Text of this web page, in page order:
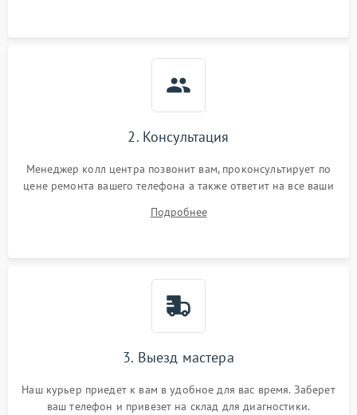
2. Консультация
Менеджер колл центра позвонит вам, проконсультирует по
цене ремонта вашего телефона а также ответит на все ваши
Подробнее
3. Выезд мастера
Наш курьер приедет к вам в удобное для вас время. Заберет
ваш телефон и привезет на склад для диагностики.